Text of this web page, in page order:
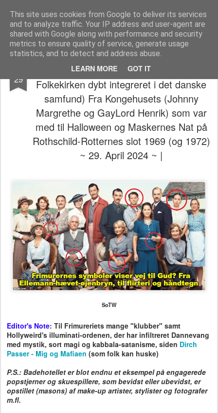
This site uses cookies from Google to deliver its services
and to analyze traffic. Your IP address and user-agent are
shared with Google along with performance and security
metrics to ensure quality of service, generate usage
statistics, and to detect and address abuse.
LEARN MORE GOT IT
The universe is eternal, infinite and vibrant, a conscious cosmos
Pages
29
👁️⃤𓂀🎭🤝💀 (Frimureriet er som
Folkekirken dybt integreret i det danske
samfund) Fra Kongehusets (Johnny
Margrethe og GayLord Henrik) som var
med til Halloween og Maskernes Nat på
Rothschild-Rotternes slot 1969 (og 1972)
~ 29. April 2024 ~ |
SoTW
Editor's Note: Til Frimureriets mange "klubber" samt
Hollyweird's illuminati-ordenen, der har infiltreret Dannevang
med mystik, sort magi og kabbala-satanisme, siden Dirch
Passer - Mig og Mafiaen (som folk kan huske)
P.S.: Badehotellet er blot endnu et eksempel på engagerede
popstjerner og skuespillere, som bevidst eller ubevidst, er
opstillet (masons) af make-up artister, stylister og fotografer
m.fl.